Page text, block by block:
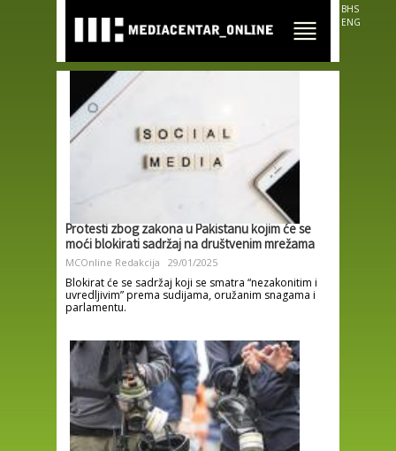
main
content
BHS
ENG
Protesti zbog zakona u Pakistanu kojim će se
moći blokirati sadržaj na društvenim mrežama
MCOnline Redakcija 29/01/2025
Blokirat će se sadržaj koji se smatra “nezakonitim i
uvredljivim” prema sudijama, oružanim snagama i
parlamentu.